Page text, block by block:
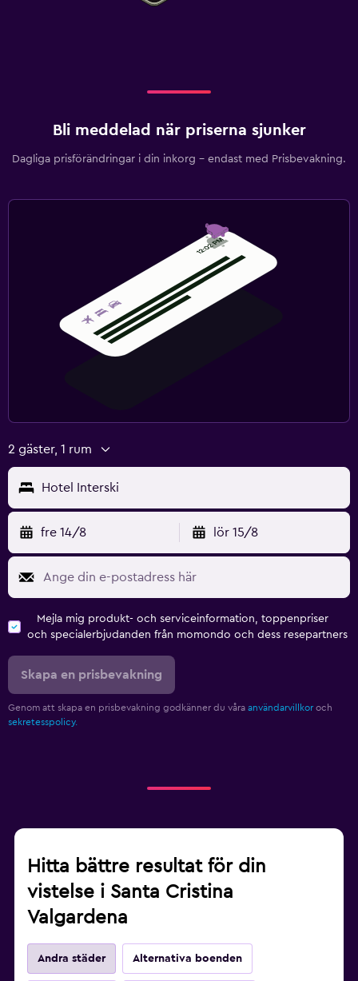
Bli meddelad när priserna sjunker
Dagliga prisförändringar i din inkorg – endast med Prisbevakning.
2 gäster, 1 rum
Hotel Interski
fre 14/8 lör 15/8
Mejla mig produkt- och serviceinformation, toppenpriser
och specialerbjudanden från momondo och dess resepartners
Skapa en prisbevakning
Genom att skapa en prisbevakning godkänner du våra användarvillkor och
sekretesspolicy.
Hitta bättre resultat för din
vistelse i Santa Cristina
Valgardena
Andra städer Alternativa boenden